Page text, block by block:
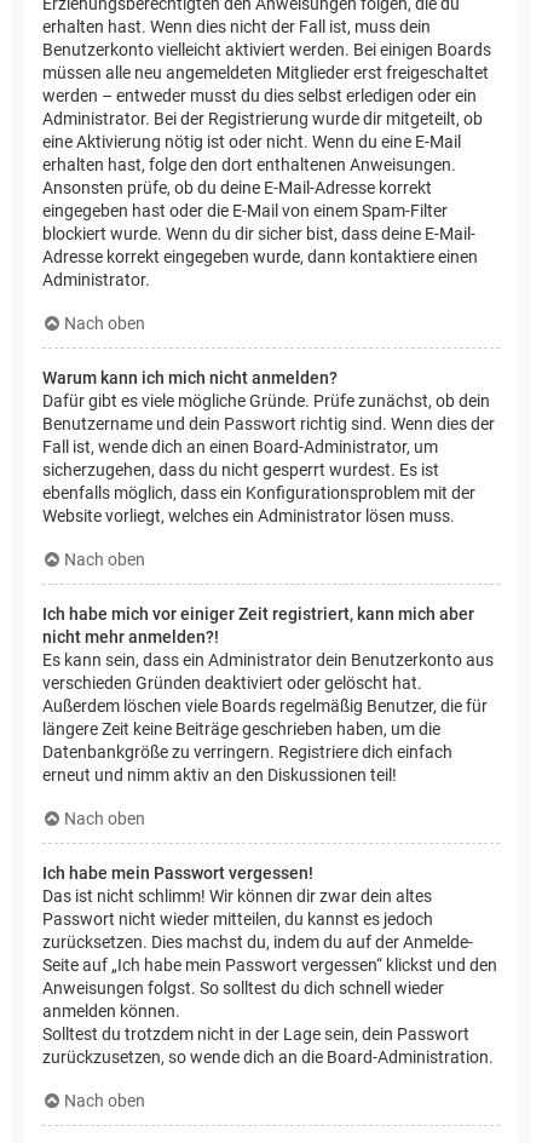
erhalten hast. Wenn dies nicht der Fall ist, muss dein
Benutzerkonto vielleicht aktiviert werden. Bei einigen Boards
müssen alle neu angemeldeten Mitglieder erst freigeschaltet
werden – entweder musst du dies selbst erledigen oder ein
Administrator. Bei der Registrierung wurde dir mitgeteilt, ob
eine Aktivierung nötig ist oder nicht. Wenn du eine E-Mail
erhalten hast, folge den dort enthaltenen Anweisungen.
Ansonsten prüfe, ob du deine E-Mail-Adresse korrekt
eingegeben hast oder die E-Mail von einem Spam-Filter
blockiert wurde. Wenn du dir sicher bist, dass deine E-Mail-
Adresse korrekt eingegeben wurde, dann kontaktiere einen
Administrator.
Nach oben
Warum kann ich mich nicht anmelden?
Dafür gibt es viele mögliche Gründe. Prüfe zunächst, ob dein
Benutzername und dein Passwort richtig sind. Wenn dies der
Fall ist, wende dich an einen Board-Administrator, um
sicherzugehen, dass du nicht gesperrt wurdest. Es ist
ebenfalls möglich, dass ein Konfigurationsproblem mit der
Website vorliegt, welches ein Administrator lösen muss.
Nach oben
Ich habe mich vor einiger Zeit registriert, kann mich aber
nicht mehr anmelden?!
Es kann sein, dass ein Administrator dein Benutzerkonto aus
verschieden Gründen deaktiviert oder gelöscht hat.
Außerdem löschen viele Boards regelmäßig Benutzer, die für
längere Zeit keine Beiträge geschrieben haben, um die
Datenbankgröße zu verringern. Registriere dich einfach
erneut und nimm aktiv an den Diskussionen teil!
Nach oben
Ich habe mein Passwort vergessen!
Das ist nicht schlimm! Wir können dir zwar dein altes
Passwort nicht wieder mitteilen, du kannst es jedoch
zurücksetzen. Dies machst du, indem du auf der Anmelde-
Seite auf „Ich habe mein Passwort vergessen“ klickst und den
Anweisungen folgst. So solltest du dich schnell wieder
anmelden können.
Solltest du trotzdem nicht in der Lage sein, dein Passwort
zurückzusetzen, so wende dich an die Board-Administration.
Nach oben